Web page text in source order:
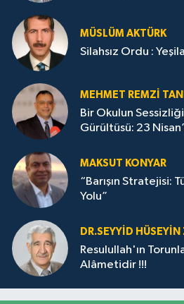
MÜSLÜM AKTÜRK
Silahsız Ordu :
MEHMET REMZI
Bir Okulun
Gürültüsü: 23
MAKSUT KONYAR
“Barışın Stratejisi:
Yolu”
DR.SEYYID HÜSEYIN
Resulullah'ın
Alâmetidir !!!